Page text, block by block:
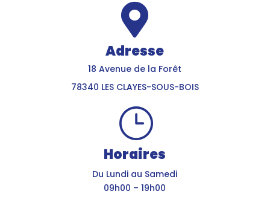

Adresse
18 Avenue de la Forêt
78340 LES CLAYES-SOUS-BOIS
}
Horaires
Du Lundi au Samedi
09h00 – 19h00